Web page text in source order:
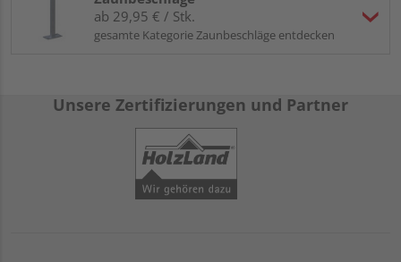
ab 29,95 € / Stk.
gesamte Kategorie Zaunbeschläge entdecken
Unsere Zertifizierungen und Partner